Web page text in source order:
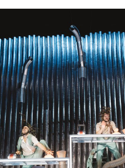
R
K
O
N
N
T
E
E
S
N
I
C